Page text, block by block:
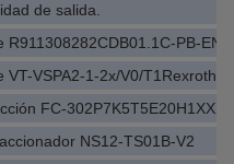
de salida.
R911308282CDB01.1C-PB-
VT-VSPA2-1-2x/V0/
FC-
NS12-TS01B-V2